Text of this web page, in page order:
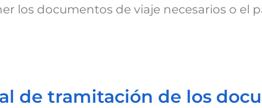
los documentos de viaje necesarios o el
de tramitación de los